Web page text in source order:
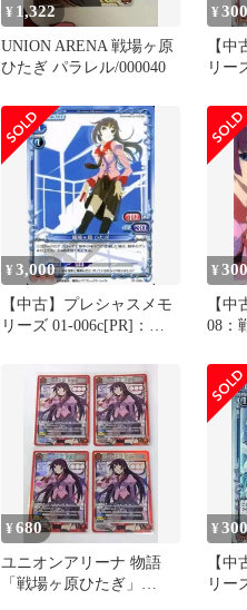
¥ 1,322
UNION ARENA 戦場ヶ原
ひたぎ パラレル/000040
¥
【
リー
¥3,000
【中古】プレシャスメモ
リーズ 01-006c[PR]：戦
¥
【
08：
¥680
ユニオンアリーナ 物語
「戦場ヶ原ひたぎ」
¥300
【
リー